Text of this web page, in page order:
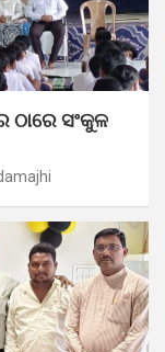
ଠାରେ ସଂକୁଳ